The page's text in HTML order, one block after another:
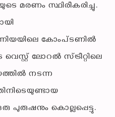
മരണം സ്ഥിരീകരിച്ചു.
കോംപ്ടണില്‍
വെസ്റ്റ് ലോറല്‍ സ്ട്രീറ്റിലെ
നടന്ന
പുരുഷനും കൊല്ലപ്പെട്ടു.